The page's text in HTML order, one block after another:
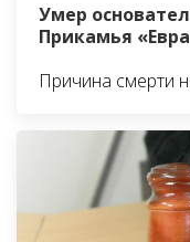
Умер
Прикамья
Причина смерти